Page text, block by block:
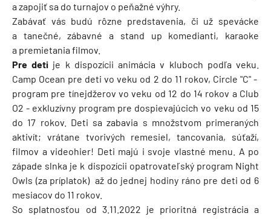
a zapojiť sa do turnajov o peňažné výhry.
Zabávať vás budú rôzne predstavenia, či už spevácke
a tanečné, zábavné a stand up komedianti, karaoke
a premietania filmov.
Pre deti je k dispozícii animácia v kluboch podľa veku.
Camp Ocean pre deti vo veku od 2 do 11 rokov, Circle "C" -
program pre tínejdžerov vo veku od 12 do 14 rokov a Club
O2 - exkluzívny program pre dospievajúcich vo veku od 15
do 17 rokov. Deti sa zabavia s množstvom primeraných
aktivít; vrátane tvorivých remesiel, tancovania, súťaží,
filmov a videohier! Deti majú i svoje vlastné menu. A po
západe slnka je k dispozícii opatrovateľský program Night
Owls (za príplatok) až do jednej hodiny ráno pre deti od 6
mesiacov do 11 rokov.
So splatnosťou od 3.11.2022 je prioritná registrácia a